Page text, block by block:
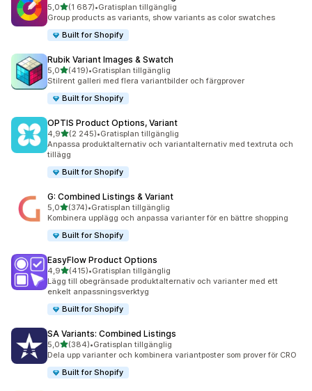
5,0av 5 stjärnor
(1 687)
1687 recensioner totalt
•Gratisplan tillgänglig
Group products as variants, show variants as color swatches
Built for Shopify
Rubik Variant Images & Swatch
5,0av 5 stjärnor
(419)
419 recensioner totalt
•Gratisplan tillgänglig
Stilrent galleri med flera variantbilder och färgprover
Built for Shopify
OPTIS Product Options, Variant
4,9av 5 stjärnor
(2 245)
2245 recensioner totalt
•Gratisplan tillgänglig
Anpassa produktalternativ och variantalternativ med textruta och
tillägg
Built for Shopify
G: Combined Listings & Variant
5,0av 5 stjärnor
(374)
374 recensioner totalt
•Gratisplan tillgänglig
Kombinera upplägg och anpassa varianter för en bättre shopping
Built for Shopify
EasyFlow Product Options
4,9av 5 stjärnor
(415)
415 recensioner totalt
•Gratisplan tillgänglig
Lägg till obegränsade produktalternativ och varianter med ett
enkelt anpassningsverktyg
Built for Shopify
SA Variants: Combined Listings
5,0av 5 stjärnor
(384)
384 recensioner totalt
•Gratisplan tillgänglig
Dela upp varianter och kombinera variantposter som prover för CRO
Built for Shopify